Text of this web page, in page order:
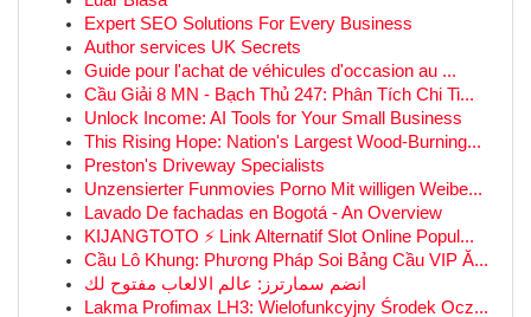
Expert SEO Solutions For Every Business
Author services UK Secrets
Guide pour l'achat de véhicules d'occasion au ...
Cầu Giải 8 MN - Bạch Thủ 247: Phân Tích Chi Ti...
Unlock Income: AI Tools for Your Small Business
This Rising Hope: Nation's Largest Wood-Burning...
Preston's Driveway Specialists
Unzensierter Funmovies Porno Mit willigen Weibe...
Lavado De fachadas en Bogotá - An Overview
KIJANGTOTO ⚡ Link Alternatif Slot Online Popul...
Cầu Lô Khung: Phương Pháp Soi Bảng Cầu VIP Ă...
انضم سمارترز: عالم الالعاب مفتوح لك
Lakma Profimax LH3: Wielofunkcyjny Środek Ocz...